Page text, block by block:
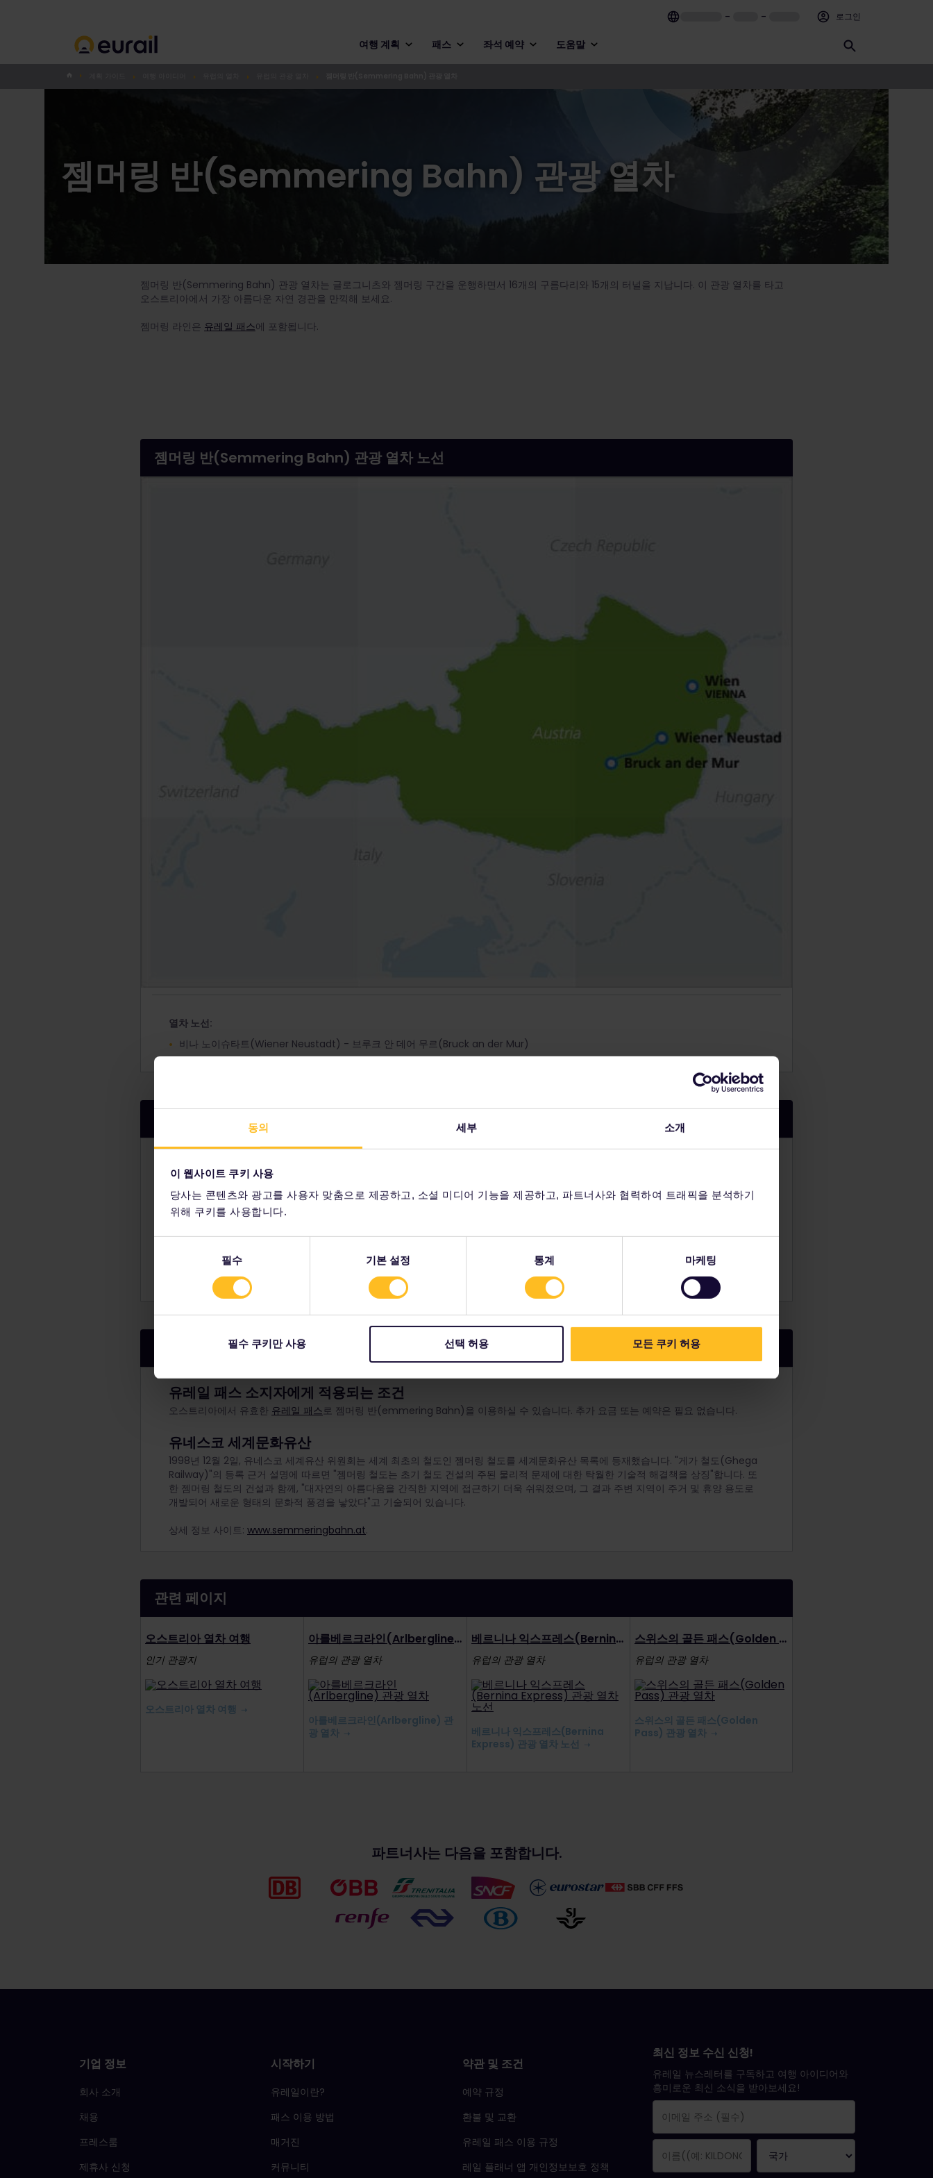
동의 세부 소개
이 웹사이트 쿠키 사용
당사는 콘텐츠와 광고를 사용자 맞춤으로 제공하고, 소셜 미디어 기능을 제공하고, 파트너사와 협력하여 트래픽을 분석하기
위해 쿠키를 사용합니다.
필수 기본 설정 통계 마케팅
필수 쿠키만 사용 선택 허용 모든 쿠키 허용
– – 로그인
여행 계획 패스 좌석 예약 도움말
젬머링 반(Semmering Bahn) 관광 열차
젬머링 반(Semmering Bahn) 관광 열차는 글로그니츠와 젬머링 구간을 운행하면서 16개의 구름다리와 15개의 터널을 지납니다. 이 관광 열차를 타고
오스트리아에서 가장 아름다운 자연 경관을 만끽해 보세요.
젬머링 라인은 유레일 패스에 포함됩니다.
젬머링 반(Semmering Bahn) 관광 열차 노선
열차 노선:
비나 노이슈타트(Wiener Neustadt) - 브루크 안 데어 무르(Bruck an der Mur)
어린이를 위한 엔터테인먼트
장애를 가지신 승객을 위한 편의시설
전원 콘센트
편의시설은 열차 및 노선에 따라 다를 수 있습니다.
젬머링 반 추가 정보
유레일 패스 소지자에게 적용되는 조건
오스트리아에서 유효한 유레일 패스 로 젬머링 반(emmering Bahn)을 이용하실 수 있습니다. 추가 요금 또는 예약은 필요 없습니다.
유네스코 세계문화유산
1998년 12월 2일, 유네스코 세계유산 위원회는 세계 최초의 철도인 젬머링 철도를 세계문화유산 목록에 등재했습니다. "게가 철도(Ghega
Railway)"의 등록 근거 설명에 따르면 "젬머링 철도는 초기 철도 건설의 주된 물리적 문제에 대한 탁월한 기술적 해결책을 상징"합니다. 또
한 젬머링 철도의 건설과 함께, "대자연의 아름다움을 간직한 지역에 접근하기 더욱 쉬워졌으며, 그 결과 주변 지역이 주거 및 휴양 용도로
개발되어 새로운 형태의 문화적 풍경을 낳았다"고 기술되어 있습니다.
상세 정보 사이트: www.semmeringbahn.at.
관련 페이지
오스트리아 열차 여행
인기 관광지
오스트리아 열차 여행
아를베르크라인(Arlbergline) 관광 열차
유럽의 관광 열차
아를베르크라인(Arlbergline) 관
광 열차
베르니나 익스프레스(Bernina Express) 관광 열차 노선
유럽의 관광 열차
베르니나 익스프레스(Bernina
Express) 관광 열차 노선
스위스의 골든 패스(Golden Pass) 관광 열차
유럽의 관광 열차
스위스의 골든 패스(Golden
Pass) 관광 열차
파트너사는 다음을 포함합니다.
기업 정보
회사 소개
채용
프레스룸
제휴사 신청
시작하기
유레일이란?
패스 이용 방법
매거진
커뮤니티
약관 및 조건
예약 규정
환불 및 교환
유레일 패스 이용 규정
레일 플래너 앱 개인정보보호 정책
최신 정보 수신 신청!
유레일 뉴스레터를 구독하고 여행 아이디어와
흥미로운 최신 소식을 받아보세요!